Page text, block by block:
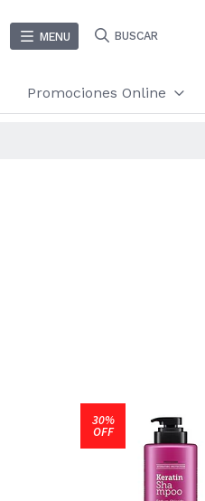
MENU BUSCAR
Promociones Online
30%
OFF